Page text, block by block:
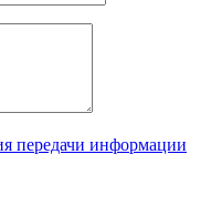
передачи информации